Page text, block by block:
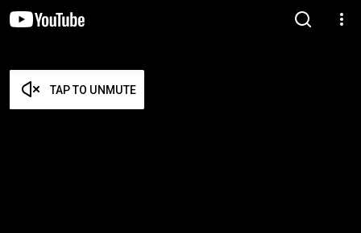
TAP TO UNMUTE